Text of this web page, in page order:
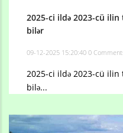
2025-ci ildə 2023-cü
bilər
09-12-2025 15:20:40 0
2025-ci ildə 2023-cü
bilə...